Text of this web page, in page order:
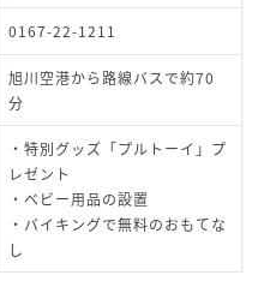
0167-22-1211
旭川空港から路線バスで約70
分
・特別グッズ「プルトーイ」プ
レゼント
・ベビー用品の設置
・バイキングで無料のおもてな
し